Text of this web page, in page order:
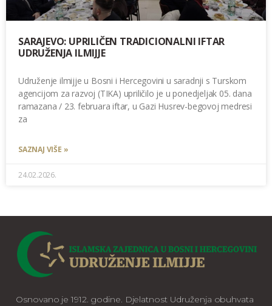
SARAJEVO: UPRILIČEN TRADICIONALNI IFTAR
UDRUŽENJA ILMIJJE
Udruženje ilmijje u Bosni i Hercegovini u saradnji s Turskom
agencijom za razvoj (TIKA) upriličilo je u ponedjeljak 05. dana
ramazana / 23. februara iftar, u Gazi Husrev-begovoj medresi
za
SAZNAJ VIŠE »
24.02.2026.
Osnovano je 1912. godine. Djelatnost Udruženja obuhvata